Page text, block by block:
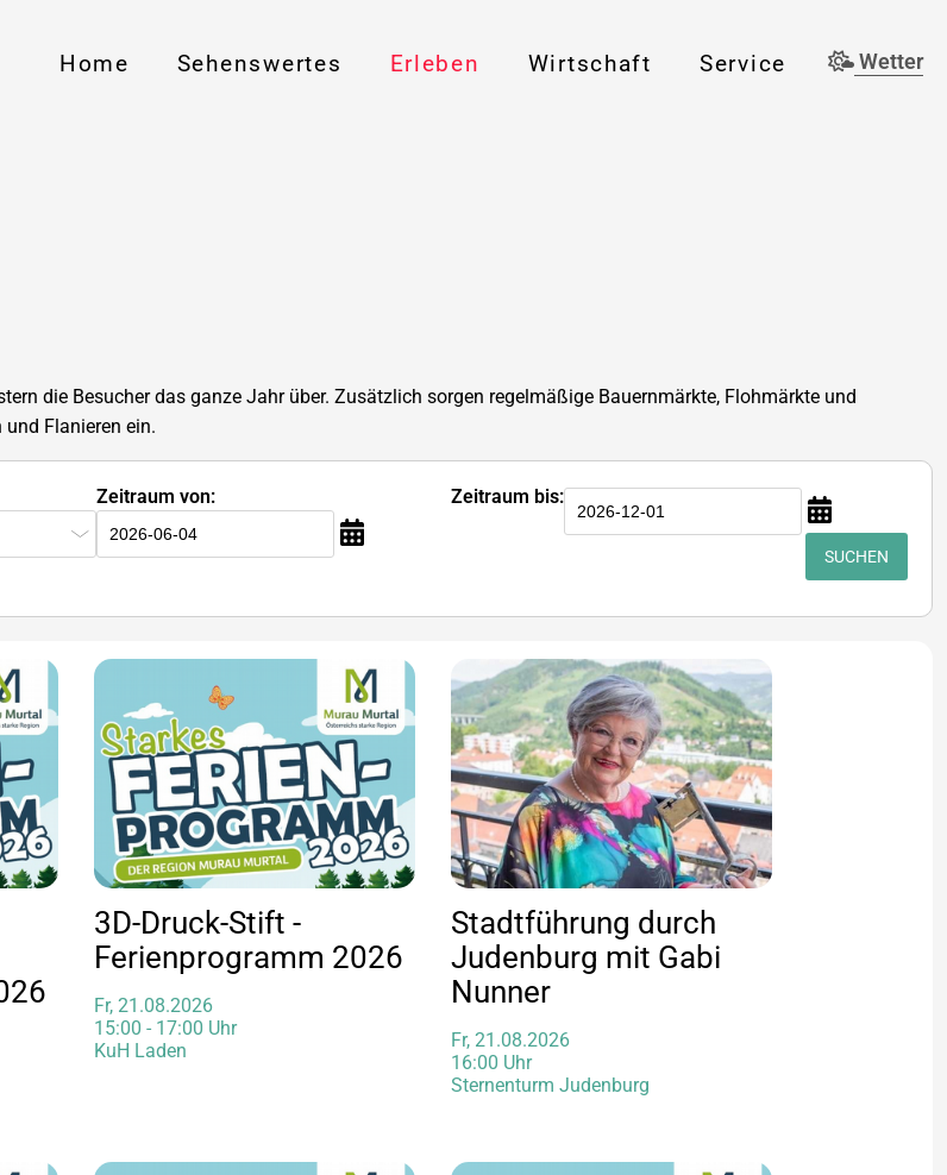
Wetter
Home Sehenswertes Erleben Wirtschaft Service
die Besucher das ganze Jahr über. Zusätzlich sorgen regelmäßige Bauernmärkte, Flohmärkte und
Flanieren ein.
Zeitraum von: Zeitraum bis:
SUCHEN
3D-Druck-Stift -
Ferienprogramm 2026
Fr, 21.08.2026
15:00 - 17:00 Uhr
KuH Laden
Stadtführung durch
Judenburg mit Gabi
Nunner
Fr, 21.08.2026
16:00 Uhr
Sternenturm Judenburg